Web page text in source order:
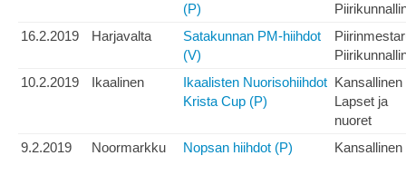
(P)
16.2.2019
Harjavalta
Satakunnan PM-hiihdot
(V)
10.2.2019
Ikaalinen
Ikaalisten Nuorisohiihdot
Krista Cup (P)
Kansallinen
Lapset ja
nuoret
9.2.2019
Noormarkku Nopsan hiihdot (P) Kansallinen